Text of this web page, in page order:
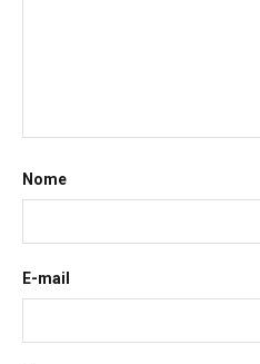
Nome
E-mail